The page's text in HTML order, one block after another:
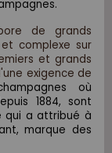
de grands
complexe sur
et grands
exigence de
où
1884, sont
qui a attribué à
marque des